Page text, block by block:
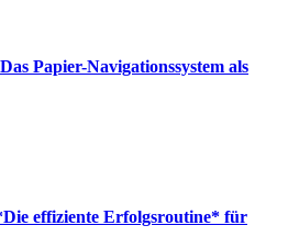
Papier-Navigationssystem als
effiziente Erfolgsroutine* für